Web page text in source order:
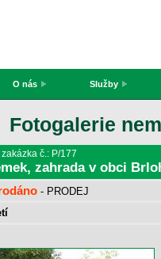
Fotogalerie
zakázka č.: P/177
zahrada v obci
- PRODEJ
O nás Služby